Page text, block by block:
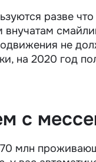
разве
не
на 2020 год
с
млн